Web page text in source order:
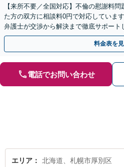
【来所不要／全国対応】不倫の慰謝料
た方の双方に相談料0円で対応していま
弁護士が交渉から解決まで徹底サポート
手金の返還保証もありますので安心して
料金表を
電話でお問い合わせ
エリア 北海道、札幌市厚別区